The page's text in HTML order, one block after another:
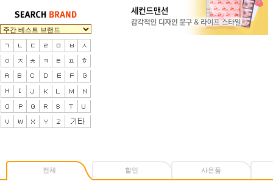
전체 할인 사은품